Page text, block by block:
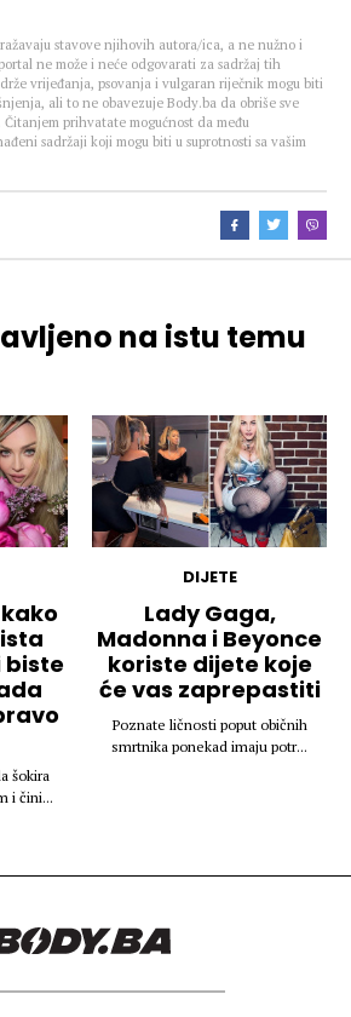
stavove njihovih autora/ica, a ne nužno i
ne može i neće odgovarati za sadržaj tih
vrijeđanja, psovanja i vulgaran riječnik mogu biti
ali to ne obavezuje Body.ba da obriše sve
prihvatate mogućnost da među
sadržaji koji mogu biti u suprotnosti sa vašim
na istu temu
biste
šokira
i čini...
DIJETE
Lady Gaga,
Madonna i Beyonce
koriste dijete koje
će vas zaprepastiti
Poznate ličnosti poput običnih
smrtnika ponekad imaju potr...